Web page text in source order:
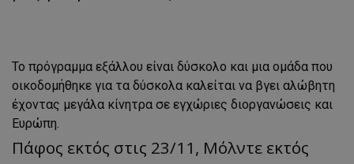
To πρόγραμμα εξάλλου είναι δύσκολο και μια ομάδα που
οικοδομήθηκε για τα δύσκολα καλείται να βγει αλώβητη
έχοντας μεγάλα κίνητρα σε εγχώριες διοργανώσεις και
Ευρώπη.
Πάφος εκτός στις 23/11, Μόλντε εκτός